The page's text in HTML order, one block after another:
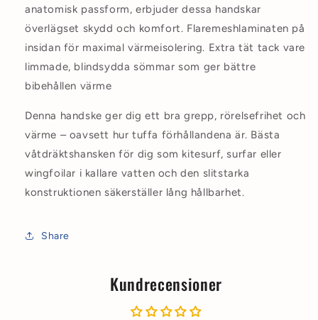
anatomisk passform, erbjuder dessa handskar
överlägset skydd och komfort. Flaremeshlaminaten på
insidan för maximal värmeisolering. Extra tät tack vare
limmade, blindsydda sömmar som ger bättre
bibehållen värme
Denna handske ger dig ett bra grepp, rörelsefrihet och
värme – oavsett hur tuffa förhållandena är. Bästa
våtdräktshansken för dig som kitesurf, surfar eller
wingfoilar i kallare vatten och den slitstarka
konstruktionen säkerställer lång hållbarhet.
Share
Kundrecensioner